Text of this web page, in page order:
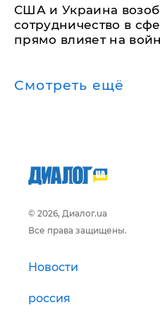
США и Украина
сотрудничество в
прямо влияет на
Смотреть ещё
© 2026, Диалог.ua
Все права защищены.
Новости
россия